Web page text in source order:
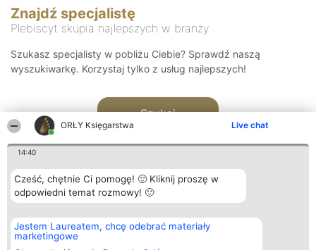
ORŁY Księgarstwa Live chat
14:40
Cześć, chętnie Ci pomogę! 🙂 Kliknij proszę w
odpowiedni temat rozmowy! 🙂
Jestem Laureatem, chcę odebrać materiały
marketingowe
Znajdź specjalistę
Plebiscyt skupia najlepszych w branży
Szukasz specjalisty w pobliżu Ciebie? Sprawdź naszą
wyszukiwarkę. Korzystaj tylko z usług najlepszych!
Szukaj
Organizator plebiscytu
Bright Side Solutions sp. z o.
o. sp. k.
ul. Ruska 22
Plebiscyt
Laureaci
wszystkich
Kontakt
Kontakt